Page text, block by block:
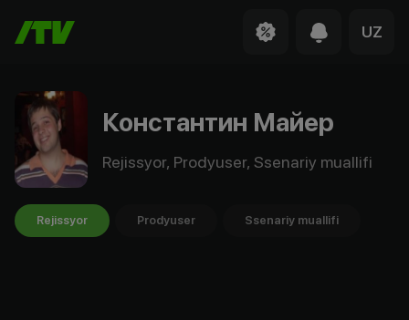
UZ
Константин Майер
Rejissyor, Prodyuser, Ssenariy muallifi
Rejissyor Prodyuser Ssenariy muallifi